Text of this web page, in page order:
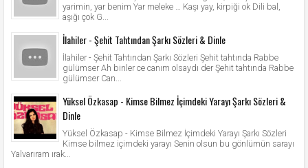
yarimin, yar benim Yar meleke … Kaşı yay, kirpiği ok Dili bal,
aşığı çok G...
İlahiler - Şehit Tahtından Şarkı Sözleri & Dinle
İlahiler - Şehit Tahtından Şarkı Sözleri Şehit tahtında Rabbe
gülümser Ah binler ce canım olsaydı der Şehit tahtında Rabbe
gülümser Can...
Yüksel Özkasap - Kimse Bilmez İçimdeki Yarayı Şarkı Sözleri &
Dinle
Yüksel Özkasap - Kimse Bilmez İçimdeki Yarayı Şarkı Sözleri
Kimse bilmez içimdeki yarayı Senin olsun bu gönlümün sarayı
Yalvarıram ırak...